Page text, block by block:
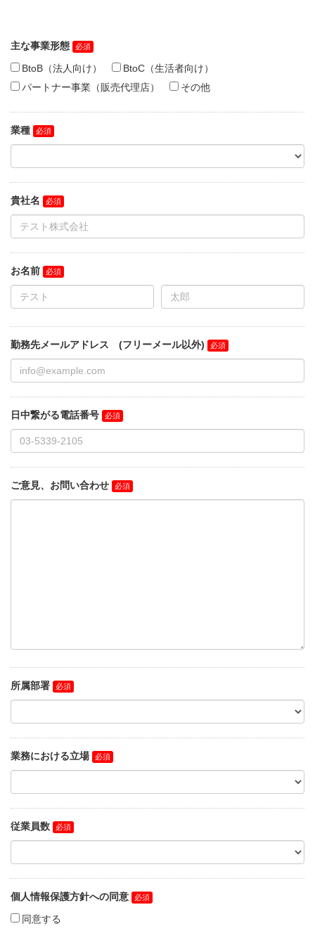
主な事業形態
BtoB（法人向け）
BtoC（生活者向け）
パートナー事業（販売代理店）
その他
業種
貴社名
お名前
勤務先メールアドレス (フリーメール以外)
日中繋がる電話番号
ご意見、お問い合わせ
所属部署
業務における立場
従業員数
個人情報保護方針への同意
同意する